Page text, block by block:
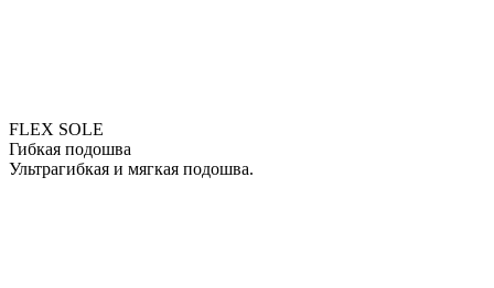
FLEX SOLE
Гибкая подошва
Ультрагибкая и мягкая подошва.